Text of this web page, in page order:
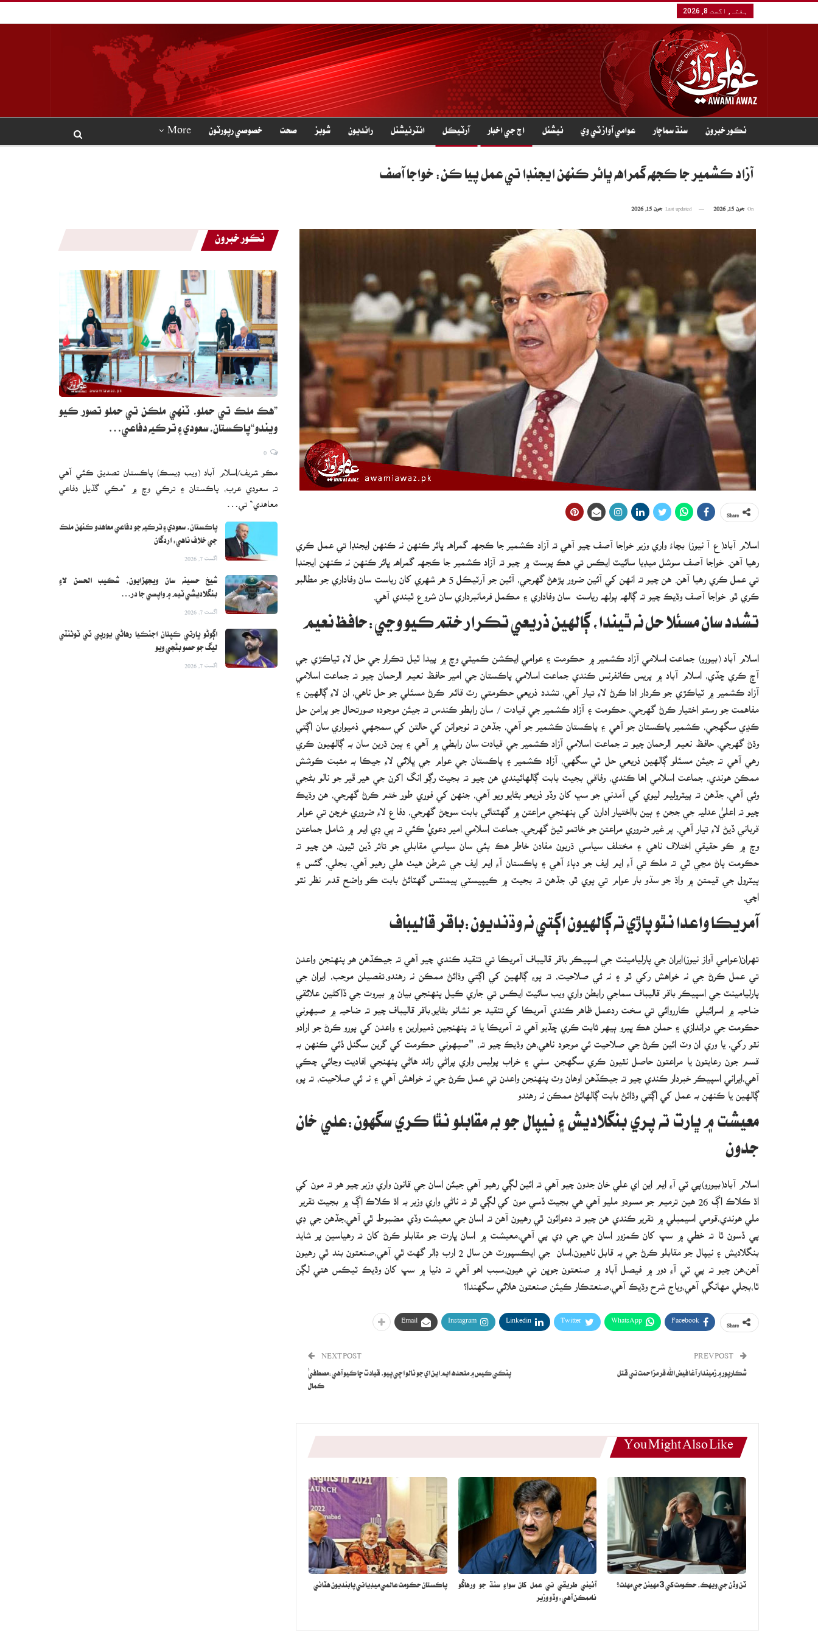
ہفتہ, اگست 8, 2026
نڪور خبرون سنڌ سماچار عوامي آواز ٽي وي نيشنل اڄ جي اخبار آرٽيڪل انٽرنيشنل رانديون شوبز صحت خصوصي رپورٽون More
آزاد ڪشمير جا ڪجهه گمراهه ڀائر ڪنهن ايجنڊا تي عمل پيا ڪن: خواجا آصف
اسلام آباد(ع آ نيوز) بچاءُ واري وزير خواجا آصف چيو آهي ته آزاد ڪشمير جا ڪجهه گمراهه ڀائر ڪنهن نه ڪنهن ايجنڊا تي عمل ڪري
رهيا آهن. خواجا آصف سوشل ميڊيا سائيٽ ايڪس تي هڪ پوسٽ ۾ چيو ته آزاد ڪشمير جا ڪجهه گمراهه ڀائر ڪنهن نه ڪنهن ايجنڊا
تي عمل ڪري رهيا آهن. هن چيو ته انهن کي آئين ضرور پڙهڻ گهرجي، آئين جو آرٽيڪل 5 هر شهري کان رياست سان وفاداري جو مطالبو
ڪري ٿو. خواجا آصف وڌيڪ چيو ته ڳالهه ٻولهه رياست سان وفاداري ۽ مڪمل فرمانبرداري سان شروع ٿيندي آهي.
تشدد سان مسئلا حل نه ٿيندا، ڳالهين ذريعي تڪرار ختم ڪيو وڃي:حافظ نعيم
اسلام آباد (بيورو) جماعت اسلامي آزاد ڪشمير ۾ حڪومت ۽ عوامي ايڪشن ڪميٽي وچ ۾ پيدا ٿيل تڪرار جي حل لاءِ ٽياڪڙي جي
آڇ ڪري ڇڏي، اسلام آباد ۾ پريس ڪانفرنس ڪندي جماعت اسلامي پاڪستان جي امير حافظ نعيم الرحمان چيو ته جماعت اسلامي
آزاد ڪشمير ۾ ٽياڪڙي جو ڪردار ادا ڪرڻ لاءِ تيار آهي، تشدد ذريعي حڪومتي رٽ قائم ڪرڻ مسئلي جو حل ناهي، ان لاءِ ڳالهين ۽
مفاهمت جو رستو اختيار ڪرڻ گهرجي، حڪومت ۽ آزاد ڪشمير جي قيادت / سان رابطو ڪندس ته جيئن موجوده صورتحال جو پرامن حل
ڪڍي سگهجي، ڪشمير پاڪستان جو آهي ۽ پاڪستان ڪشمير جو آهي، جڏهن ته نوجوانن کي حالتن کي سمجهي ذميواري سان اڳتي
وڌڻ گهرجي، حافظ نعيم الرحمان چيو ته جماعت اسلامي آزاد ڪشمير جي قيادت سان رابطي ۾ آهي ۽ ٻين ڌرين سان به ڳالهيون ڪري
رهي آهي ته جيئن مسئلو ڳالهين ذريعي حل ٿي سگهي، آزاد ڪشمير ۽ پاڪستان جي عوام جي ڀلائي لاءِ جيڪا به مثبت ڪوشش
ممڪن هوندي، جماعت اسلامي اها ڪندي، وفاقي بجيٽ بابت ڳالهائيندي هن چيو ته بجيٽ رڳو انگ اکرن جي هير ڦير جو نالو بڻجي
وئي آهي، جڏهن ته پيٽروليم ليوي کي آمدني جو سڀ کان وڏو ذريعو بڻايو ويو آهي، جنهن کي فوري طور ختم ڪرڻ گهرجي، هن وڌيڪ
چيو ته اعليٰ عدليه جي ججن ۽ ٻين بااختيار ادارن کي پنهنجي مراعتن ۾ گهٽتائي بابت سوچڻ گهرجي، دفاع لاءِ ضروري خرچن تي عوام
قرباني ڏيڻ لاءِ تيار آهي، پر غير ضروري مراعتن جو خاتمو ٿيڻ گهرجي، جماعت اسلامي امير دعويٰ ڪئي ته پي ڊي ايم ۾ شامل جماعتن
وچ ۾ ڪو حقيقي اختلاف ناهي ۽ مختلف سياسي ڌريون مفادن خاطر هڪ ٻئي سان سياسي مقابلي جو تاثر ڏين ٿيون، هن چيو ته
حڪومت پاڻ مڃي ٿي ته ملڪ تي آءِ ايم ايف جو دٻاءُ آهي ۽ پاڪستان آءِ ايم ايف جي شرطن هيٺ هلي رهيو آهي، بجلي، گئس ۽
پيٽرول جي قيمتن ۾ واڌ جو سڌو بار عوام تي پوي ٿو، جڏهن ته بجيٽ ۾ ڪيپيسٽي پيمنٽس گهٽائڻ بابت ڪو واضح قدم نظر نٿو
اچي.
آمريڪا واعدا نٿو پاڙي ته ڳالهيون اڳتي نه وڌنديون:باقر قاليباف
تهران(عوامي آواز نيوز)ايران جي پارليامينٽ جي اسپيڪر باقر قاليباف آمريڪا تي تنقيد ڪندي چيو آهي ته جيڪڏهن هو پنهنجن واعدن
تي عمل ڪرڻ جي نه خواهش رکي ٿو ۽ نه ئي صلاحيت، ته پوءِ ڳالهين کي اڳتي وڌائڻ ممڪن نه رهندو.تفصيلن موجب، ايران جي
پارليامينٽ جي اسپيڪر باقر قاليباف سماجي رابطن واري ويب سائيٽ ايڪس تي جاري ڪيل پنهنجي بيان ۾ بيروت جي ڏاکڻين علائقي
ضاحيه ۾ اسرائيلي ڪارروائي تي سخت ردعمل ظاهر ڪندي آمريڪا کي تنقيد جو نشانو بڻايو.باقر قاليباف چيو ته ضاحيه ۾ صيهوني
حڪومت جي دراندازي ۽ حملن هڪ ڀيرو ٻيهر ثابت ڪري ڇڏيو آهي ته آمريڪا يا ته پنهنجين ذميوارين ۽ واعدن کي پورو ڪرڻ جو ارادو
نٿو رکي، يا وري ان وٽ ائين ڪرڻ جي صلاحيت ئي موجود ناهي،هن وڌيڪ چيو ته، "صيهوني حڪومت کي گرين سگنل ڏئي ڪنهن به
قسم جون رعايتون يا مراعتون حاصل نٿيون ڪري سگهجن. سٺي ۽ خراب پوليس واري پراڻي راند هاڻي پنهنجي افاديت وڃائي چڪي
آهي،ايراني اسپيڪر خبردار ڪندي چيو ته جيڪڏهن اوهان وٽ پنهنجن واعدن تي عمل ڪرڻ جي نه خواهش آهي ۽ نه ئي صلاحيت، ته پوءِ
ڳالهين يا ڪنهن به عمل کي اڳتي وڌائڻ بابت ڳالهائڻ ممڪن نه رهندو
معيشت ۾ ڀارت ته پري بنگلاديش ۽ نيپال جو به مقابلو نٿا ڪري سگهون:علي خان
جدون
اسلام آباد(بيورو)پي ٽي آءِ ايم اين اي علي خان جدون چيو آهي ته ائين لڳي رهيو آهي جيئن اسان جي قانون واري وزير چيو هو ته مون کي
اڌ ڪلاڪ اڳ 26 هين ترميم جو مسودو مليو آهي هي بجيٽ ڏسي مون کي لڳي ٿو ته ناڻي واري وزير به اڌ ڪلاڪ اڳ ۾ بجيٽ تقرير
ملي هوندي،قومي اسيمبلي ۾ تقرير ڪندي هن چيو ته دعوائون ٿي رهيون آهن ته اسان جي معيشت وڏي مضبوط ٿي آهي،جڏهن جي ڊي
پي ڏسون ٿا ته خطي ۾ سڀ کان ڪمزور اسان جي جي ڊي پي آهي،معيشت ۾ اسان ڀارت جو مقابلو ڪرڻ کان ته رهياسين پر شايد
بنگلاديش ۽ نيپال جو مقابلو ڪرڻ جي به قابل ناهيون،اسان جي ايڪسپورٽ هن سال 2 ارب ڊالر گهٽ ٿي آهي،صنعتون بند ٿي رهيون
آهن،هن چيو ته پي ٽي آءِ دور ۾ فيصل آباد ۾ صنعتون جوڀن تي هيون،سبب اهو آهي ته دنيا ۾ سڀ کان وڌيڪ ٽيڪس هتي لڳن
ٿا،بجلي مهانگي آهي،وياج شرح وڌيڪ آهي،صنعتڪار ڪيئن صنعتون هلائي سگهندا؟
Facebook
WhatsApp
Twitter
Linkedin
Instagram
Email
شڪارپور ۾ زميندار آغا فيض الله ڦر مزاحمت تي قتل
NEXT POST
پنڪي ڪيس ۾ متحده ايم اين اي جو نالو اچي پيو، قيادت ڇا ڪيو آهي:مصطفيٰ
ڪمال
You Might Also Like
ٽن وڏن جي ويهڪ، حڪومت کي 3 مهينن جي مهلت؟
آئيني طريقي تي عمل کان سواءِ سنڌ جو ورهاڱو
ناممڪن آهي: وڏو وزير
پاڪستان حڪومت عالمي ميڊيا تي پابنديون هٽائي
نڪور خبرون
”هڪ ملڪ تي حملو، ٽنهي ملڪن تي حملو تصور ڪيو
ويندو“پاڪستان، سعودي ۽ ترڪيه دفاعي…
مڪو شريف/اسلام آباد (ويب ڊيسڪ) پاڪستان تصديق ڪئي آهي
ته سعودي عرب، پاڪستان ۽ ترڪي وچ ۾ ”مڪي گڏيل دفاعي
معاهدي“ تي…
پاڪستان، سعودي ۽ ترڪيه جو دفاعي معاهدو ڪنهن ملڪ
جي خلاف ناهي: اردگان
اگست 7, 2026
شيخ حسينه سان ويجهڙايون، شڪيب الحسن لاءِ
بنگلاديشي ٽيم ۾ واپسي جا در…
اگست 7, 2026
اڳوڻو ڀارتي ڪپتان اجنڪيا رهاڻي يورپي ٽي ٽوئنٽي
ليگ جو حصو بڻجي ويو
اگست 7, 2026